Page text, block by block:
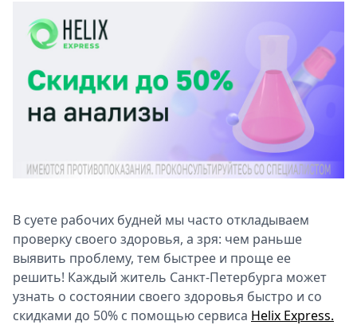
Кино
Афиша
Выставки
Пресс-
Metro
Спецпроекты
Звезды
Выборы
2026
Скачай
Metro
В суете рабочих будней мы часто откладываем
проверку своего здоровья, а зря: чем раньше
выявить проблему, тем быстрее и проще ее
решить! Каждый житель Санкт-Петербурга может
узнать о состоянии своего здоровья быстро и со
скидками до 50% с помощью сервиса Helix Express.